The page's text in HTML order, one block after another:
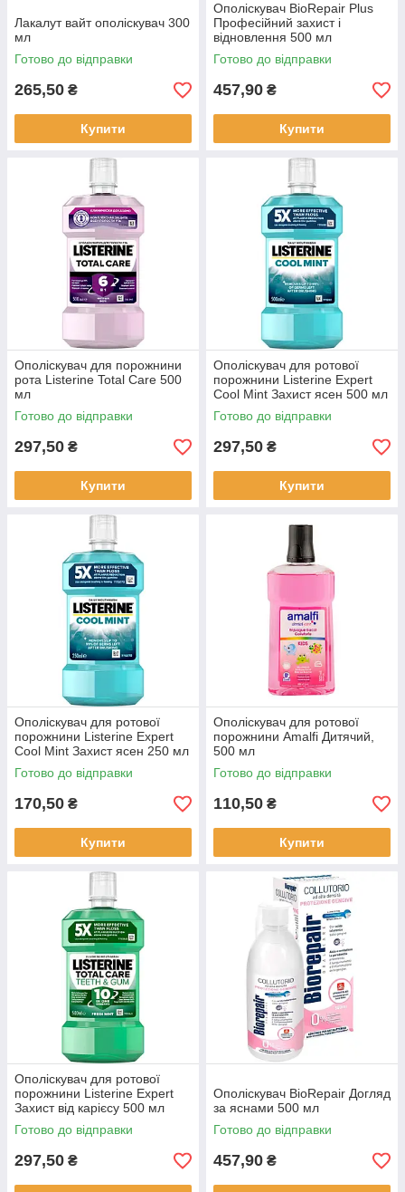
Лакалут вайт ополіскувач 300
мл
Готово до відправки
265,50 ₴
Купити
Ополіскувач BioRepair Plus
Професійний захист і
відновлення 500 мл
Готово до відправки
457,90 ₴
Купити
Ополіскувач для порожнини
рота Listerine Total Care 500
мл
Готово до відправки
297,50 ₴
Купити
Ополіскувач для ротової
порожнини Listerine Expert
Cool Mint Захист ясен 500 мл
Готово до відправки
297,50 ₴
Купити
Ополіскувач для ротової
порожнини Listerine Expert
Cool Mint Захист ясен 250 мл
Готово до відправки
170,50 ₴
Купити
Ополіскувач для ротової
порожнини Amalfi Дитячий,
500 мл
Готово до відправки
110,50 ₴
Купити
Ополіскувач для ротової
порожнини Listerine Expert
Захист від карієсу 500 мл
Готово до відправки
297,50 ₴
Ополіскувач BioRepair Догляд
за яснами 500 мл
Готово до відправки
457,90 ₴